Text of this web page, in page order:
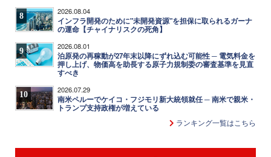
8 2026.08.04
インフラ開発のために"未開発資源"を担保に取られるガーナ
の運命【チャイナリスクの死角】
9 2026.08.01
泊原発の再稼動が27年末以降にずれ込む可能性 ─ 電気料金を
押し上げ、物価高を助長する原子力規制委の審査基準を見直
すべき
10 2026.07.29
南米ペルーでケイコ・フジモリ新大統領就任 ─ 南米で親米・
トランプ支持政権が増えている
ランキング一覧はこちら